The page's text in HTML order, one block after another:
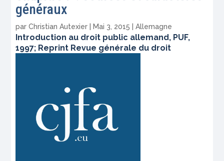
généraux
parChristian Autexier |Mai 3, 2015 |Allemagne
Introduction au droit public allemand, PUF,
1997; Reprint Revue générale du droit